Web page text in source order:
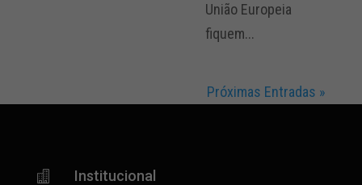
União Europeia
fiquem...
Próximas Entradas »
 Institucional